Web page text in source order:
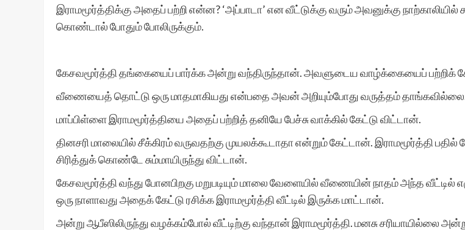
இராமமூர்த்திக்கு அதைப் பற்றி என்ன? ‘அப்பாடா’ என வீட்டுக்கு வரும் அவனுக்கு நாற்காலியில்
கொண்டால் போதும் போலிருக்கும்.
கேசவமூர்த்தி தங்கையைப் பார்க்க அன்று வந்திருந்தான். அவளுடைய வாழ்க்கையைப் பற்றிக்
வீணையைத் தொட்டு ஒரு மாதமாகியது என்பதை அவன் அறியும்போது வருத்தம்
மாப்பிள்ளை இராமமூர்த்தியை அதைப் பற்றித் தனியே பேச்சு வாக்கில் கேட்டு விட்டான்.
தினசரி மாலையில் சீக்கிரம் வருவதற்கு முயலக்கூடாதா என்றும் கேட்டான். இராமமூர்த்தி பதில்
சிரித்துக் கொண்டே சும்மாயிருந்து விட்டான்.
கேசவமூர்த்தி வந்து போனபிறகு மறுபடியும் மாலை வேளையில் வீணையின் நாதம் அந்த வீட்டில்
ஒரு நாளாவது அதைக் கேட்டு ரசிக்க இராமமூர்த்தி வீட்டில் இருக்க மாட்டான்.
அன்று ஆபீஸிலிருந்து வழக்கம்போல் வீட்டிற்கு வந்தான் இராமமூர்த்தி. மனசு சரியாயில்லை